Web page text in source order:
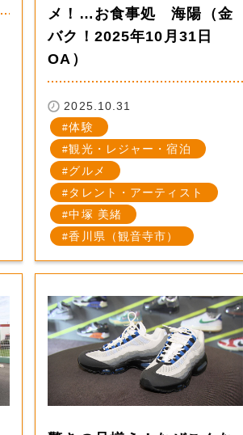
メ！…お食事処 海陽（金
バク！2025年10月31日
OA）
2025.10.31
体験
観光・レジャー・宿泊
グルメ
タレント・アーティスト
中塚 美緒
香川県（観音寺市）